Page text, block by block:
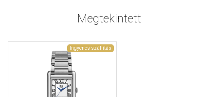
Megtekintett
Ingyenes szállítás